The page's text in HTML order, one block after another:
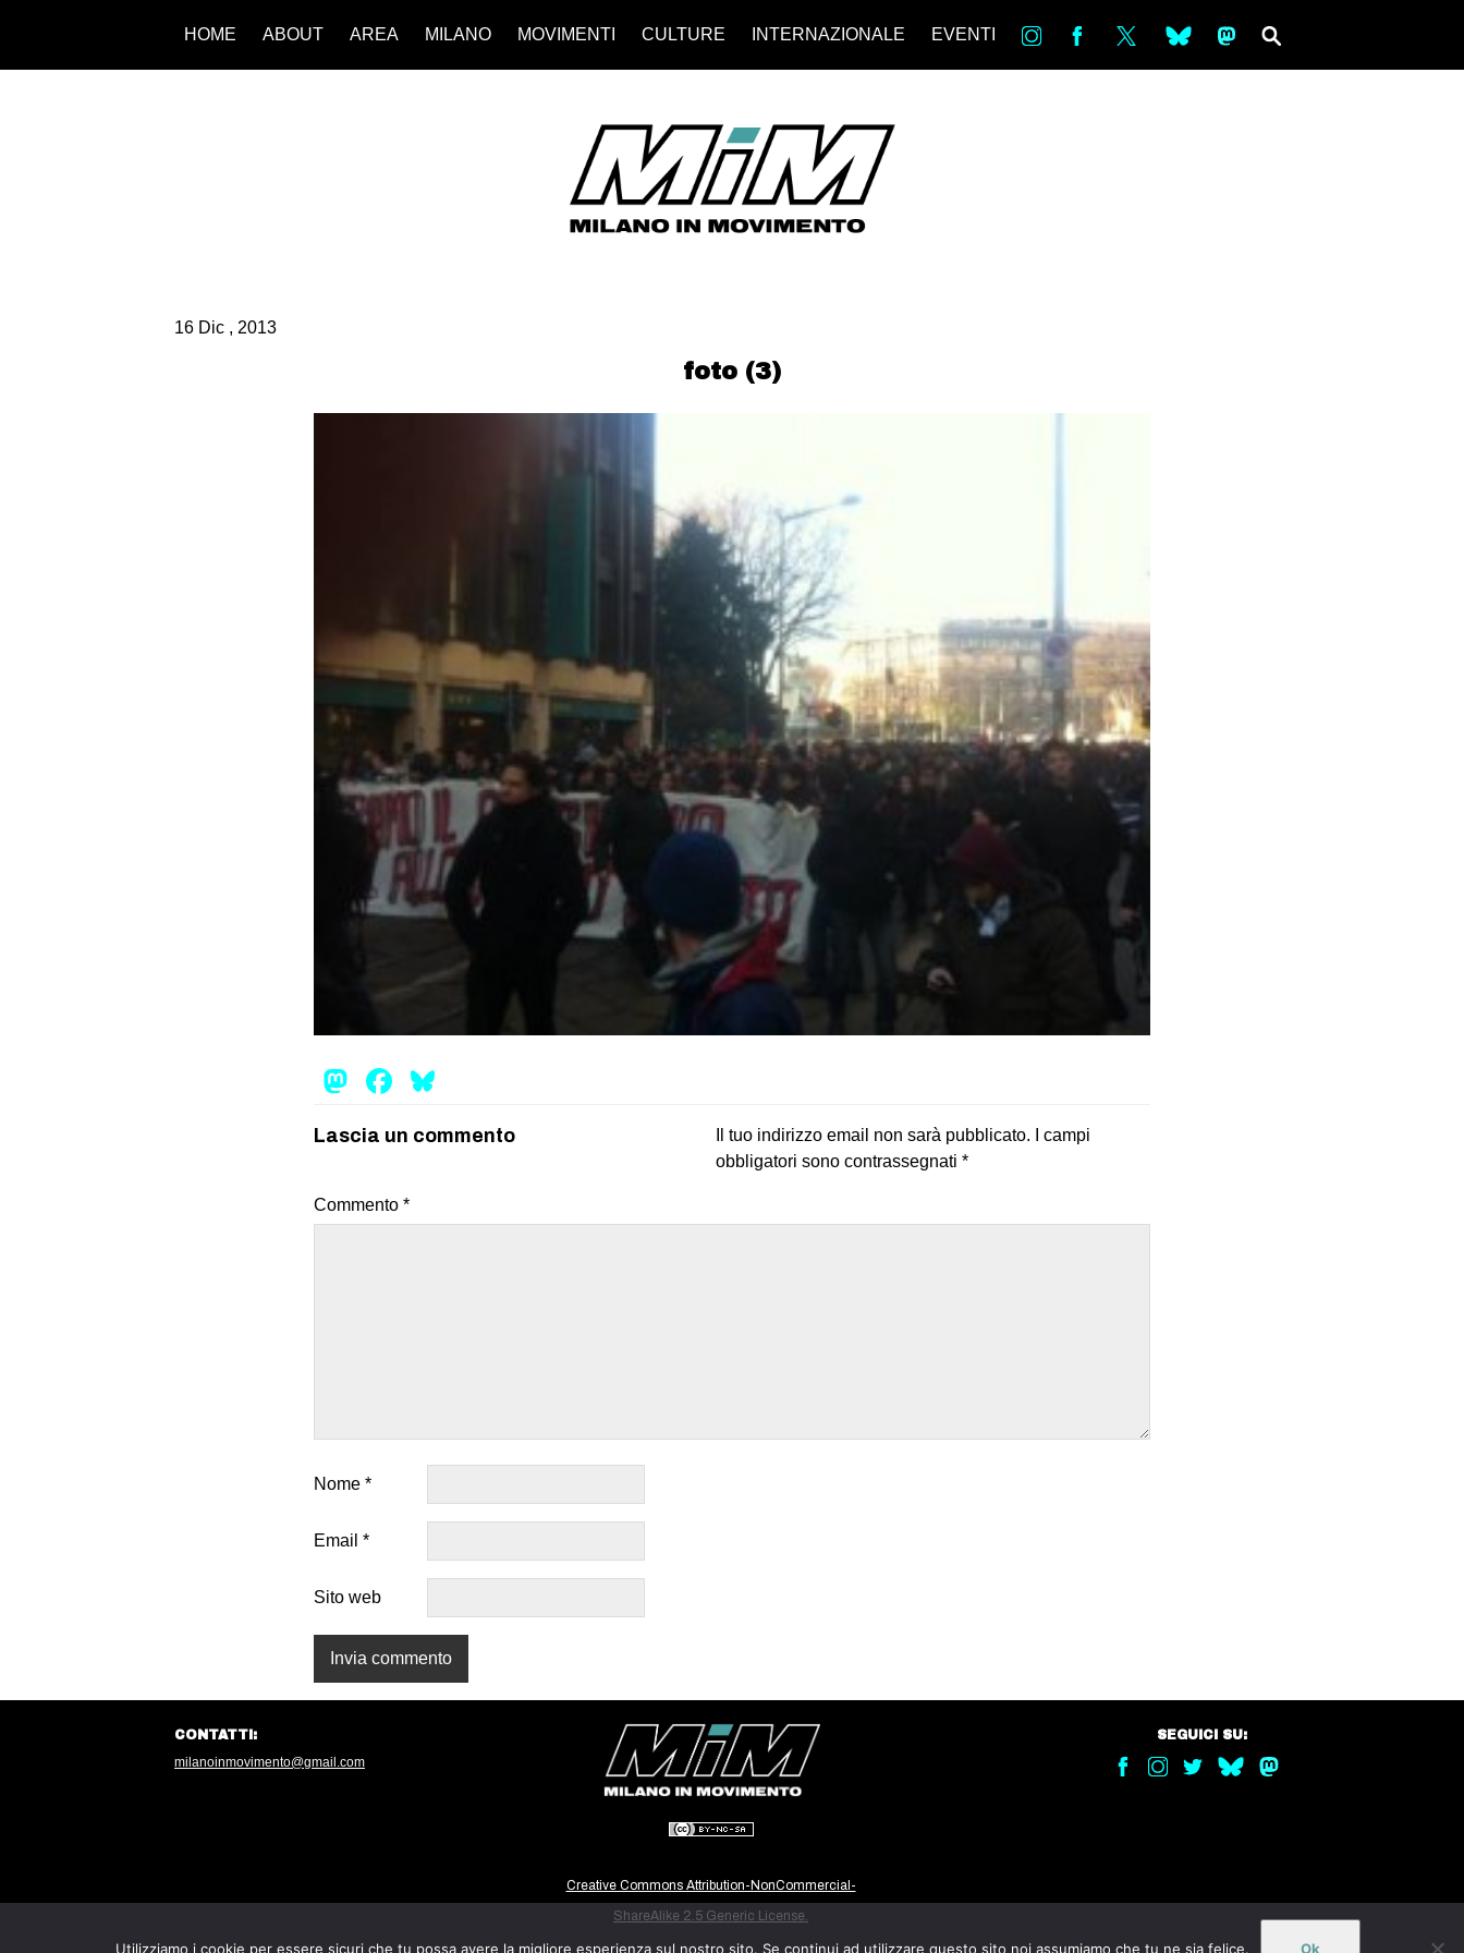
HOME ABOUT AREA MILANO MOVIMENTI CULTURE INTERNAZIONALE EVENTI in bsky ms
16 Dic , 2013
foto (3)
Mastodon
Facebook
Lascia un commento Il tuo indirizzo email non sarà pubblicato.
I campi
obbligatori sono contrassegnati *
Commento *
Nome *
Email *
Sito web
Creative Commons Attribution-NonCommercial-
ShareAlike 2.5 Generic License.
CONTATTI:
milanoinmovimento@gmail.com
SEGUICI SU:
Utilizziamo i cookie per essere sicuri che tu possa avere la migliore esperienza sul nostro sito. Se continui ad utilizzare questo sito noi assumiamo che tu ne sia felice. Ok